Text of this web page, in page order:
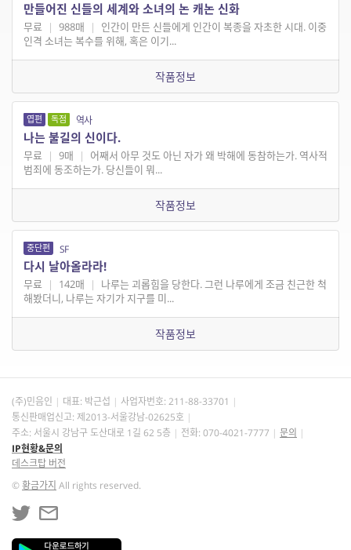
만들어진 신들의 세계와 소녀의 논 캐논 신화
무료 | 988매 |
인간이 만든 신들에게 인간이 복종을 자초한 시대. 이중
인격 소녀는 복수를 위해, 혹은 이기...
작품정보
엽편 독점 역사
나는 불길의 신이다.
무료 | 9매 |
어째서 아무 것도 아닌 자가 왜 박해에 동참하는가. 역사적
범죄에 동조하는가. 당신들이 뭐...
작품정보
중단편 SF
다시 날아올라라!
무료 | 142매 |
나루는 괴롭힘을 당한다. 그런 나루에게 조금 친근한 척
해봤더니, 나루는 자기가 지구를 미...
작품정보
(주)민음인 대표: 박근섭 사업자번호: 211-88-33701
통신판매업신고: 제2013-서울강남-02625호
주소: 서울시 강남구 도산대로 1길 62 5층
전화: 070-4021-7777
문의
IP현황&문의
데스크탑 버전
©황금가지 All rights reserved.